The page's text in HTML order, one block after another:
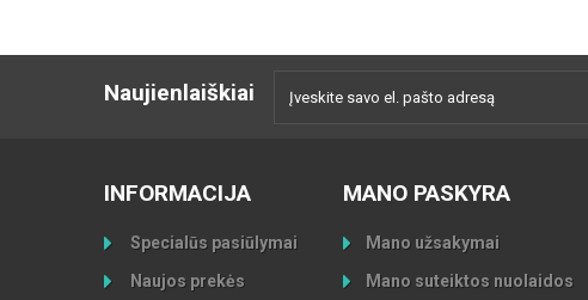
Naujienlaiškiai
INFORMACIJA
Specialūs pasiūlymai
Naujos prekės
MANO PASKYRA
Mano užsakymai
Mano suteiktos nuolaidos